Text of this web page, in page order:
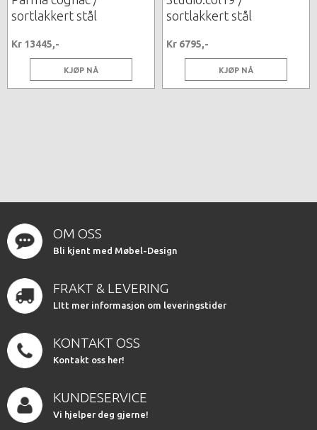
sortlakkert stål
Kr 13445,-
KJØP NÅ
sortlakkert stål
Kr 6795,-
KJØP NÅ
OM OSS
Bli kjent med Møbel-Design
FRAKT & LEVERING
LItt mer informasjon om leveringstider
KONTAKT OSS
Kontakt oss her!
KUNDESERVICE
Vi hjelper deg gjerne!